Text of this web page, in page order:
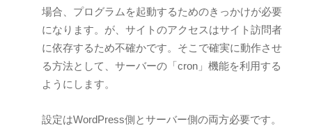
場合、プログラムを起動するためのきっかけが必要
になります。が、サイトのアクセスはサイト訪問者
に依存するため不確かです。そこで確実に動作させ
る方法として、サーバーの「cron」機能を利用する
ようにします。
設定はWordPress側とサーバー側の両方必要です。